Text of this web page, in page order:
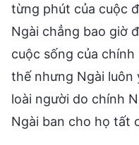
từng phút của cuộc
Ngài chẳng bao giờ
cuộc sống của chính
thế nhưng Ngài luôn
loài người do chính
Ngài ban cho họ tất